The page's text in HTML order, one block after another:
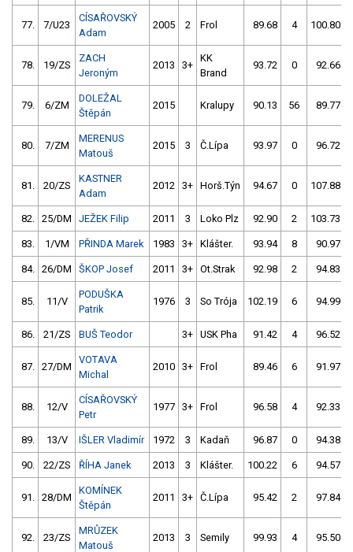
77. 7/U23
CÍSAŘOVSKÝ
Adam
2005 2 Frol 89.68 4 100.80
78. 19/ZS
ZACH
Jeroným
2013 3+
KK
Brand
93.72 0 92.66
79. 6/ZM
DOLEŽAL
Štěpán
2015 Kralupy 90.13 56 89.77
80. 7/ZM
MERENUS
Matouš
2015 3 Č.Lípa 93.97 0 96.72
81. 20/ZS
KASTNER
Adam
2012 3+ Horš.Týn 94.67 0 107.88
82. 25/DM JEŽEK Filip 2011 3 Loko Plz 92.90 2 103.73
83. 1/VM PŘINDA Marek 1983 3+ Klášter. 93.94 8 90.97
84. 26/DM ŠKOP Josef 2011 3+ Ot.Strak 92.98 2 94.83
85. 11/V
PODUŠKA
Patrik
1976 3 So Trója 102.19 6 94.99
86. 21/ZS BUŠ Teodor 3+ USK Pha 91.42 4 96.52
87. 27/DM
VOTAVA
Michal
2010 3+ Frol 89.46 6 91.97
88. 12/V
CÍSAŘOVSKÝ
Petr
1977 3+ Frol 96.58 4 92.33
89. 13/V IŠLER Vladimír 1972 3 Kadaň 96.87 0 94.38
90. 22/ZS ŘÍHA Janek 2013 3 Klášter. 100.22 6 94.57
91. 28/DM
KOMÍNEK
Štěpán
2011 3+ Č.Lípa 95.42 2 97.84
92. 23/ZS
MRŮZEK
Matouš
2013 3 Semily 99.93 4 95.50